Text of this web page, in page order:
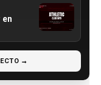
en
→